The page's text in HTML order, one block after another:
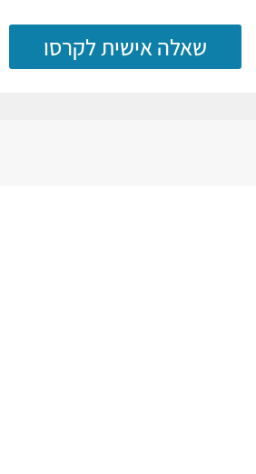
שאלה אישית לקרסו